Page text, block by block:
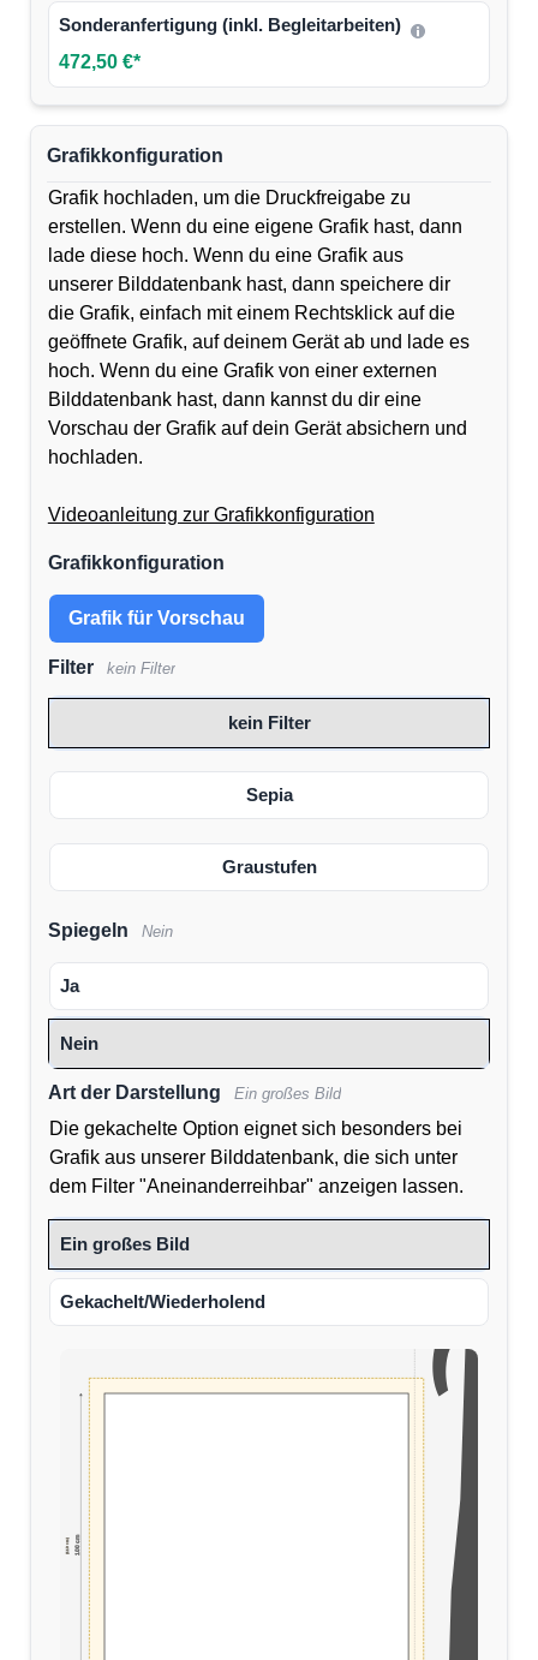
Sonderanfertigung (inkl. Begleitarbeiten)
472,50 €*
Grafikkonfiguration
Grafik hochladen, um die Druckfreigabe zu
erstellen. Wenn du eine eigene Grafik hast, dann
lade diese hoch. Wenn du eine Grafik aus
unserer Bilddatenbank hast, dann speichere dir
die Grafik, einfach mit einem Rechtsklick auf die
geöffnete Grafik, auf deinem Gerät ab und lade es
hoch. Wenn du eine Grafik von einer externen
Bilddatenbank hast, dann kannst du dir eine
Vorschau der Grafik auf dein Gerät absichern und
hochladen.
Videoanleitung zur Grafikkonfiguration
Grafikkonfiguration
Grafik für Vorschau
Filter kein Filter
kein Filter
Sepia
Graustufen
Spiegeln Nein
Ja
Nein
Art der Darstellung Ein großes Bild
Die gekachelte Option eignet sich besonders bei
Grafik aus unserer Bilddatenbank, die sich unter
dem Filter "Aneinanderreihbar" anzeigen lassen.
Ein großes Bild
Gekachelt/Wiederholend
100 cm
(110 cm)